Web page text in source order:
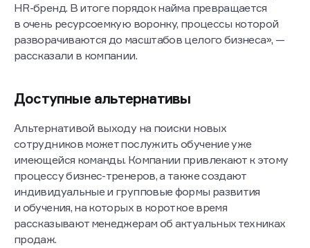
HR-бренд. В итоге порядок найма превращается
в очень ресурсоемкую воронку, процессы которой
разворачиваются до масштабов целого бизнеса», —
рассказали в компании.
Доступные альтернативы
Альтернативой выходу на поиски новых
сотрудников может послужить обучение уже
имеющейся команды. Компании привлекают к этому
процессу бизнес-тренеров, а также создают
индивидуальные и групповые формы развития
и обучения, на которых в короткое время
рассказывают менеджерам об актуальных техниках
продаж.